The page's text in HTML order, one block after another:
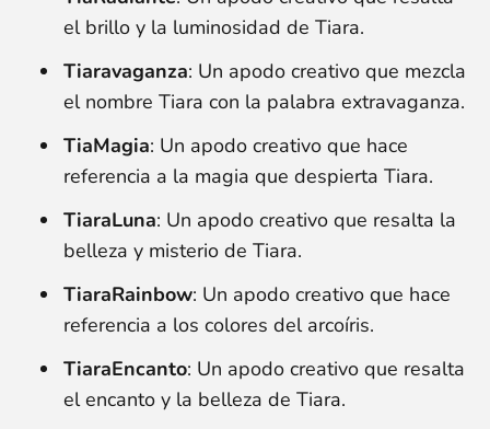
el brillo y la luminosidad de Tiara.
Tiaravaganza: Un apodo creativo que mezcla
el nombre Tiara con la palabra extravaganza.
TiaMagia: Un apodo creativo que hace
referencia a la magia que despierta Tiara.
TiaraLuna: Un apodo creativo que resalta la
belleza y misterio de Tiara.
TiaraRainbow: Un apodo creativo que hace
referencia a los colores del arcoíris.
TiaraEncanto: Un apodo creativo que resalta
el encanto y la belleza de Tiara.